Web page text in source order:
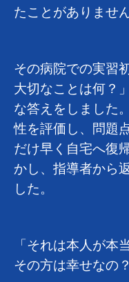
たことがありませ
その病院での実習
大切なことは何？
な答えをしました
性を評価し、問題
だけ早く自宅へ復
かし、指導者から
した。
「それは本人が本
その方は幸せなの？